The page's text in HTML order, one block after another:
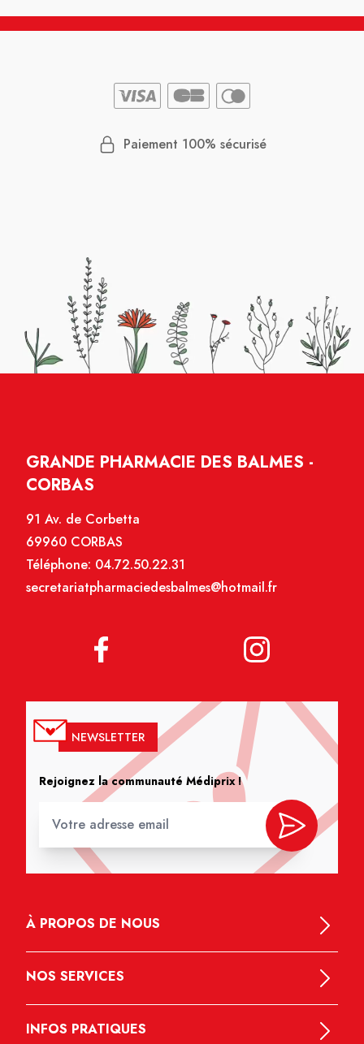
Paiement 100% sécurisé
GRANDE PHARMACIE DES BALMES -
CORBAS
91 Av. de Corbetta
69960 CORBAS
Téléphone: 04.72.50.22.31
secretariatpharmaciedesbalmes@hotmail.fr
NEWSLETTER
Rejoignez la communauté Médiprix !
À PROPOS DE NOUS
NOS SERVICES
INFOS PRATIQUES